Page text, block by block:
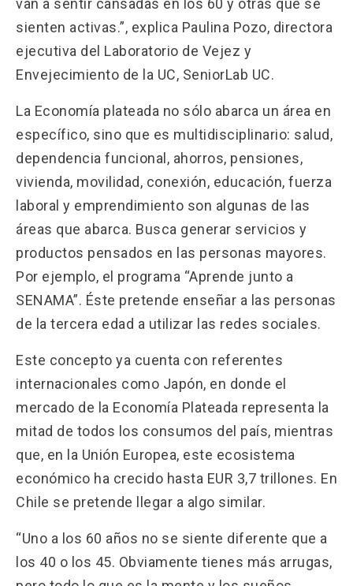
van a sentir cansadas en los 60 y otras que se
sienten activas.”, explica Paulina Pozo, directora
ejecutiva del Laboratorio de Vejez y
Envejecimiento de la UC, SeniorLab UC.
La Economía plateada no sólo abarca un área en
específico, sino que es multidisciplinario: salud,
dependencia funcional, ahorros, pensiones,
vivienda, movilidad, conexión, educación, fuerza
laboral y emprendimiento son algunas de las
áreas que abarca. Busca generar servicios y
productos pensados en las personas mayores.
Por ejemplo, el programa “Aprende junto a
SENAMA”. Éste pretende enseñar a las personas
de la tercera edad a utilizar las redes sociales.
Este concepto ya cuenta con referentes
internacionales como Japón, en donde el
mercado de la Economía Plateada representa la
mitad de todos los consumos del país, mientras
que, en la Unión Europea, este ecosistema
económico ha crecido hasta EUR 3,7 trillones. En
Chile se pretende llegar a algo similar.
“Uno a los 60 años no se siente diferente que a
los 40 o los 45. Obviamente tienes más arrugas,